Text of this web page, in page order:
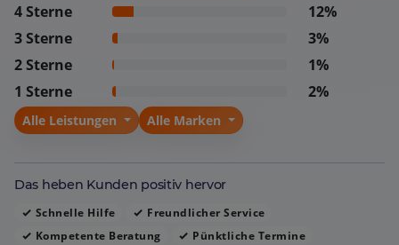
leckerer Kaffee im Wartebereich, trägt zum positiven
Gesamteindruck bei. Insgesamt fühlen sich Kunden
jederzeit willkommen, gut betreut und verlassen die
Werkstatt mit dem Gefühl, dass ihre Anliegen schnell
und zuverlässig gelöst wurden.
4 Sterne
12%
3 Sterne
3%
2 Sterne
1%
1 Sterne
2%
Alle Leistungen Alle Marken
Das heben Kunden positiv hervor
Schnelle Hilfe
Freundlicher Service
Kompetente Beratung
Pünktliche Termine